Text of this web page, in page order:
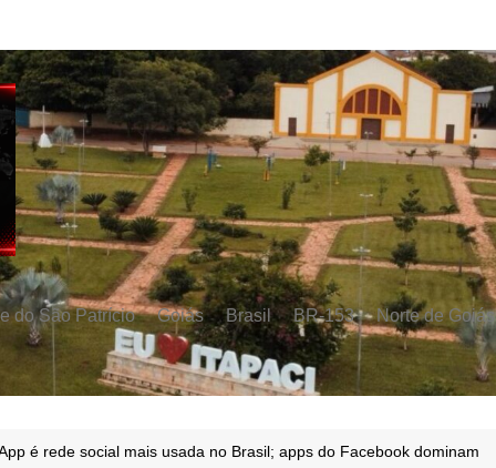
do São Patrício Goiás Brasil BR-153 Norte de Goiás
é rede social mais usada no Brasil; apps do Facebook dominam